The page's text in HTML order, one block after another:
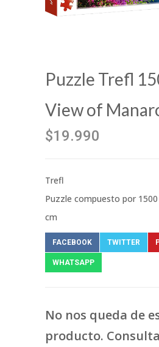
Puzzle Trefl
View of
$19.990
Trefl
Puzzle compuesto por
cm
FACEBOOK TWITTER
WHATSAPP
No nos queda de
producto.